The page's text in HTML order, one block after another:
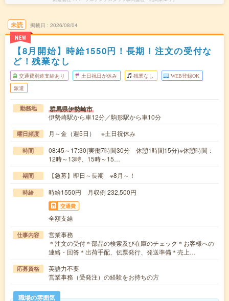
未読
NEW
掲載日 2026/08/04
【8月開始】時給1550円！長期！注文の受付な
ど！残業なし
交通費別途支給あり 土日祝日が休み 残業なし WEB登録OK
派遣
勤務地 群馬県伊勢崎市
伊勢崎駅から車12分／駒形駅から車10分
曜日頻度 月～金（週5日） ※土日祝休み
時間
08:45～17:30(実働7時間30分 休憩1時間15分)※休憩時間：
12時～13時、15時～15…
期間 【急募】即日～長期 ※8月～！
時給 時給1550円 月収例 232,500円
交通費
全額支給
仕事内容
営業事務
＊注文の受付＊部品の検索及び在庫のチェック＊お客様への
連絡・回答＊出荷手配、伝票発行、発送準備＊売上…
応募資格
英語力不要
営業事務（受発注）の経験をお持ちの方
職場の雰囲気